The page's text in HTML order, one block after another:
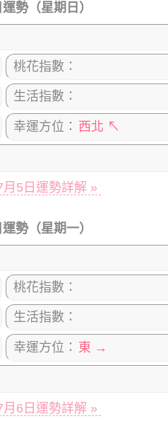
勢（星期日）
桃花指數：
生活指數：
幸運方位： 西北 ↖
5日運勢詳解 »
勢（星期一）
桃花指數：
生活指數：
幸運方位： 東 →
6日運勢詳解 »